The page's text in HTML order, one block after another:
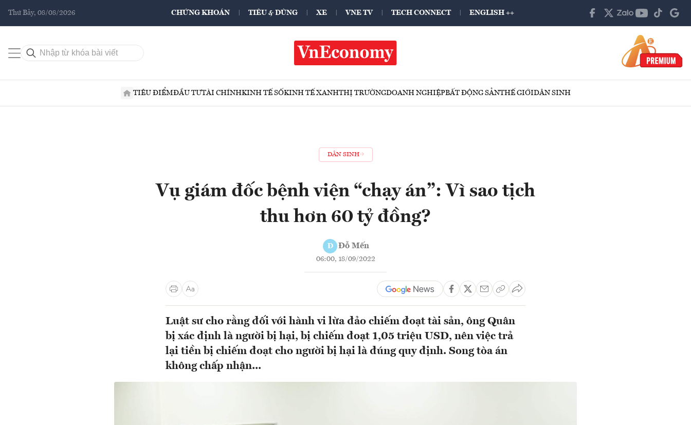
Thứ Bảy, 08/08/2026 CHỨNG KHOÁN TIÊU & DÙNG XE VNE TV TECH CONNECT ENGLISH ++
TIÊU ĐIỂMĐẦU TƯTÀI CHÍNHKINH TẾ SỐKINH TẾ XANHTHỊ TRƯỜNGDOANH NGHIỆPBẤT ĐỘNG SẢNTHẾ GIỚIDÂN SINH
DÂN SINH
Vụ giám đốc bệnh viện “chạy án”: Vì sao tịch
thu hơn 60 tỷ đồng?
Đ Đỗ Mến
06:00, 18/09/2022
Luật sư cho rằng đối với hành vi lừa đảo chiếm đoạt tài sản, ông Quân
bị xác định là người bị hại, bị chiếm đoạt 1,05 triệu USD, nên việc trả
lại tiền bị chiếm đoạt cho người bị hại là đúng quy định. Song tòa án
không chấp nhận...